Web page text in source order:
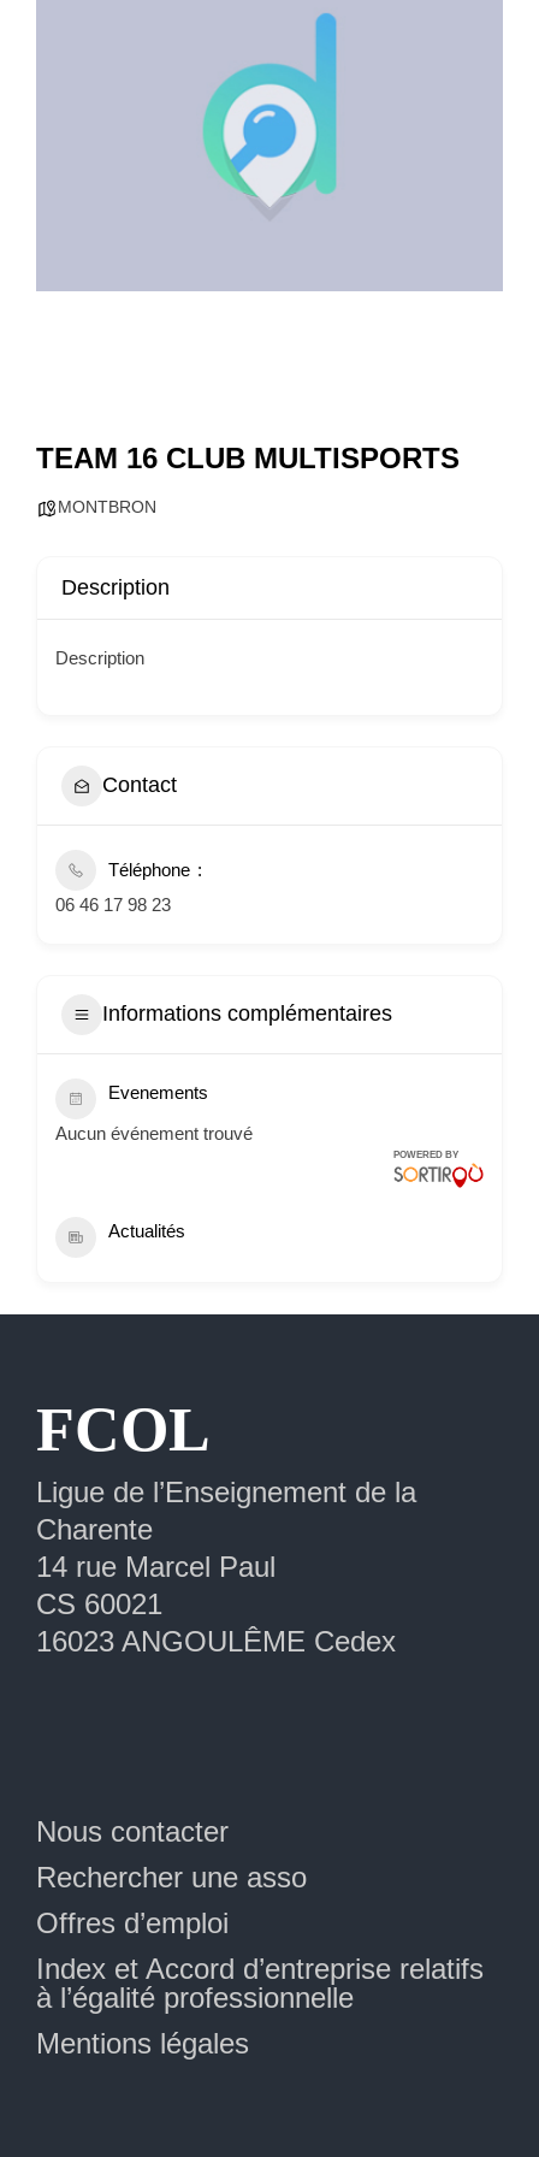
TEAM 16 CLUB MULTISPORTS
MONTBRON
Description
Description
Contact
Téléphone
06 46 17 98 23
Informations complémentaires
Evenements
Aucun événement trouvé
POWERED BY
Actualités
FCOL
Ligue de l’Enseignement de la
Charente
14 rue Marcel Paul
CS 60021
16023 ANGOULÊME Cedex
Nous contacter
Rechercher une asso
Offres d’emploi
Index et Accord d’entreprise relatifs
à l’égalité professionnelle
Mentions légales